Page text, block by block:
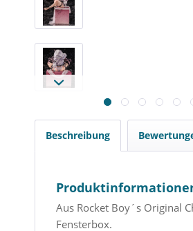
Beschreibung
Aus Rocket Boy´s Original
Fensterbox.